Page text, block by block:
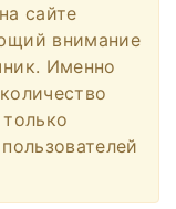
сайте
внимание
Именно